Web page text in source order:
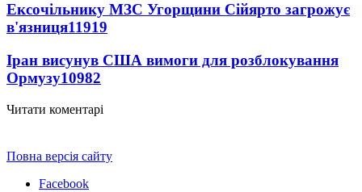
Ексочільнику МЗС Угорщини Сійярто загрожує
в'язниця11919
Іран висунув США вимоги для розблокування
Ормузу10982
Читати коментарі
Повна версія сайту
Facebook